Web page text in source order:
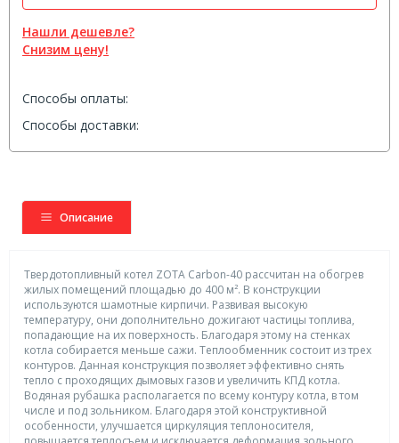
Нашли дешевле?
Снизим цену!
Способы оплаты:
Способы доставки:
Описание
Твердотопливный котел ZOTA Сarbon-40 рассчитан на обогрев
жилых помещений площадью до 400 м². В конструкции
используются шамотные кирпичи. Развивая высокую
температуру, они дополнительно дожигают частицы топлива,
попадающие на их поверхность. Благодаря этому на стенках
котла собирается меньше сажи. Теплообменник состоит из трех
контуров. Данная конструкция позволяет эффективно снять
тепло с проходящих дымовых газов и увеличить КПД котла.
Водяная рубашка располагается по всему контуру котла, в том
числе и под зольником. Благодаря этой конструктивной
особенности, улучшается циркуляция теплоносителя,